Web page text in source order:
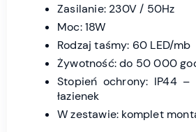
Zasilanie: 230V / 50Hz
Moc: 18W
Rodzaj taśmy: 60 LED/mb
Żywotność: do 50 000
Stopień ochrony: IP44
łazienek
W zestawie: komplet